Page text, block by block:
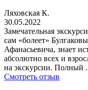
Ляховская К.
30.05.2022
Замечательная
сам «болеет»
Афанасьевича, знает
абсолютно всех и
на экскурсии. Полный
Смотреть отзыв